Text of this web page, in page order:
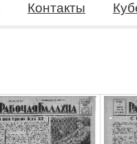
Контакты